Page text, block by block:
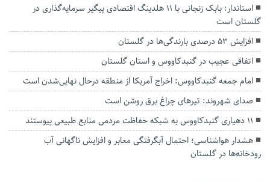
استاندار: بابک زنجانی با ۱۱ هلدینگ اقتصادی پیگیر سرمایه‌گذاری در
گلستان است
افزایش ۵۳ درصدی بارندگی‌ها در گلستان
اتفاقی عجیب در‌ گنبدکاووس و استان گلستان
امام جمعه گنبدکاووس: اخراج آمریکا از منطقه درحال نهایی‌شدن است
صدای شهروند: تیرهای چراغ برق روشن است
۱۱ دهیاری گنبدکاووس به شبکه حفاظت مردمی منابع طبیعی پیوستند
هشدار هواشناسی؛ احتمال آبگرفتگی معابر و افزایش ناگهانی آب
رودخانه‌ها در گلستان